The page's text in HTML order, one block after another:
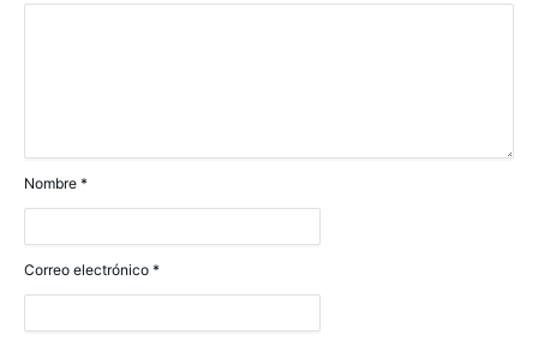
Nombre *
Correo electrónico *